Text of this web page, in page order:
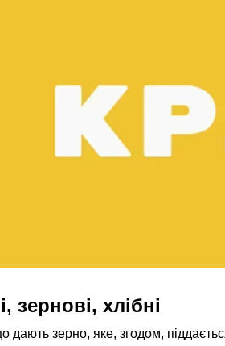
зернові, хлібні
дають зерно, яке, згодом,